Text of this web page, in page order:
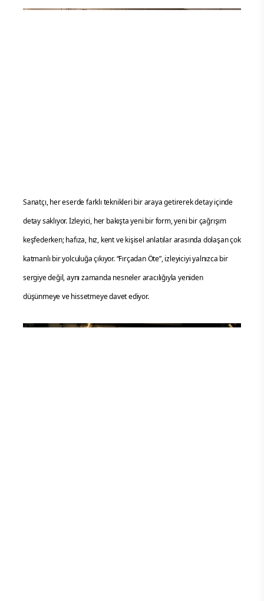
Sanatçı, her eserde farklı teknikleri bir araya getirerek detay içinde
detay saklıyor. İzleyici, her bakışta yeni bir form, yeni bir çağrışım
keşfederken; hafıza, hız, kent ve kişisel anlatılar arasında dolaşan çok
katmanlı bir yolculuğa çıkıyor. “Fırçadan Öte”, izleyiciyi yalnızca bir
sergiye değil, aynı zamanda nesneler aracılığıyla yeniden
düşünmeye ve hissetmeye davet ediyor.